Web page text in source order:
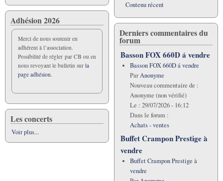
Adhésion 2026
Merci de nous soutenir en
adhérent à l’association.
Possibilité de régler par CB ou en
nous revoyant le bulletin sur la
page adhésion.
Les concerts
Voir plus...
Contenu récent
Derniers commentaires du
forum
Basson FOX 660D á vendre
Basson FOX 660D á vendre
ParAnonyme
Nouveau commentaire de :
Anonyme (non vérifié)
Le : 29/07/2026 - 16:12
Dans le forum :
Achats - ventes
Buffet Crampon Prestige à
vendre
Buffet Crampon Prestige à
vendre